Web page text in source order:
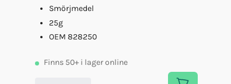
Smörjmedel
25g
OEM 828250
Finns 50+ i lager online